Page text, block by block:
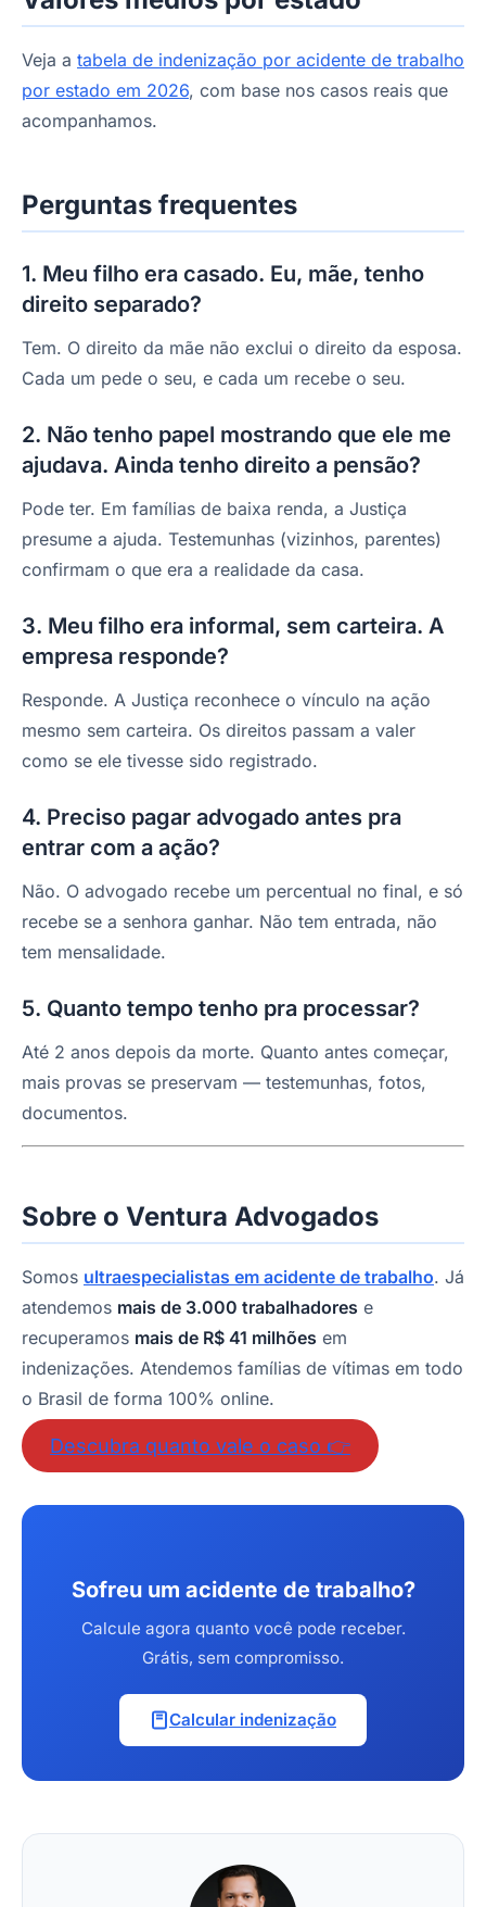
Veja a tabela de indenização por acidente de trabalho
por estado em 2026, com base nos casos reais que
acompanhamos.
Perguntas frequentes
1. Meu filho era casado. Eu, mãe, tenho
direito separado?
Tem. O direito da mãe não exclui o direito da esposa.
Cada um pede o seu, e cada um recebe o seu.
2. Não tenho papel mostrando que ele me
ajudava. Ainda tenho direito a pensão?
Pode ter. Em famílias de baixa renda, a Justiça
presume a ajuda. Testemunhas (vizinhos, parentes)
confirmam o que era a realidade da casa.
3. Meu filho era informal, sem carteira. A
empresa responde?
Responde. A Justiça reconhece o vínculo na ação
mesmo sem carteira. Os direitos passam a valer
como se ele tivesse sido registrado.
4. Preciso pagar advogado antes pra
entrar com a ação?
Não. O advogado recebe um percentual no final, e só
recebe se a senhora ganhar. Não tem entrada, não
tem mensalidade.
5. Quanto tempo tenho pra processar?
Até 2 anos depois da morte. Quanto antes começar,
mais provas se preservam — testemunhas, fotos,
documentos.
Sobre o Ventura Advogados
Somos ultraespecialistas em acidente de trabalho. Já
atendemos mais de 3.000 trabalhadores e
recuperamos mais de R$ 41 milhões em
indenizações. Atendemos famílias de vítimas em todo
o Brasil de forma 100% online.
Descubra quanto vale o caso 👉
Sofreu um acidente de trabalho?
Calcule agora quanto você pode receber.
Grátis, sem compromisso.
Calcular indenização